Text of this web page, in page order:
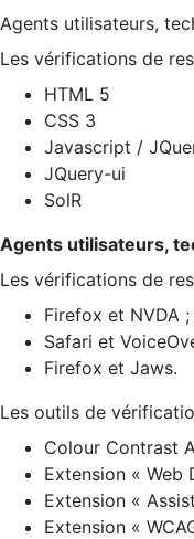
Agents utilisateurs,
Les vérifications de
HTML 5
CSS 3
Javascript /
JQuery-ui
SolR
Agents utilisateurs,
Les vérifications de
Firefox et NVDA ;
Safari et
Firefox et Jaws.
Les outils de
Colour Contrast
Extension « Web
Extension «
Extension «